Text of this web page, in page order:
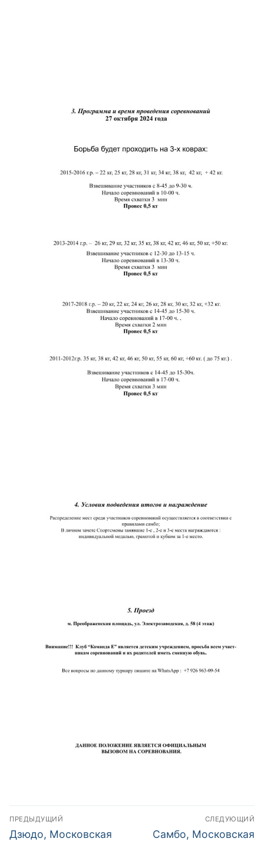
Навигация
по
ПРЕДЫДУЩИЙ
Предыдущий
Дзюдо, Московская
СЛЕДУЮЩИЙ
Следующий
Самбо, Московская